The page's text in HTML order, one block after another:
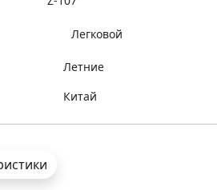
Легковой
Летние
Китай